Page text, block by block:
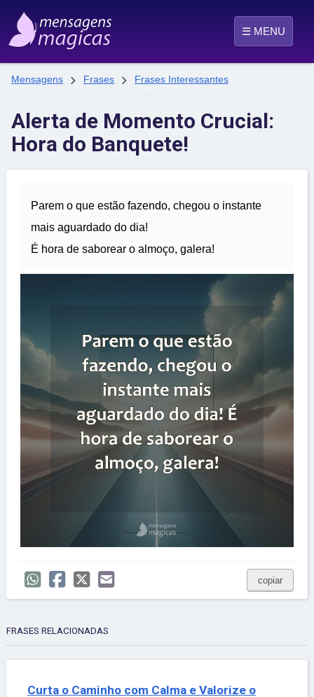
☰ MENU
Mensagens  Frases  Frases Interessantes
Alerta de Momento Crucial:
Hora do Banquete!
Parem o que estão fazendo, chegou o instante
mais aguardado do dia!
É hora de saborear o almoço, galera!
copiar
FRASES RELACIONADAS
Curta o Caminho com Calma e Valorize o